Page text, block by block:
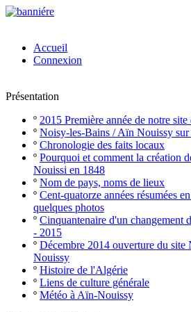
Accueil
Connexion
Présentation
º 2015 Première année de notre
º Noisy-les-Bains / Aïn Nouissy sur
º Chronologie des faits locaux
º Pourquoi et comment la création
Nouissi en 1848
º Nom de pays, noms de lieux
º Cent-quatorze années résumées
quelques photos
º Cinquantenaire d'un changement
- 2015
º Décembre 2014 ouverture du
Nouissy
º Histoire de l'Algérie
º Liens de culture générale
º Météo à Aïn-Nouissy